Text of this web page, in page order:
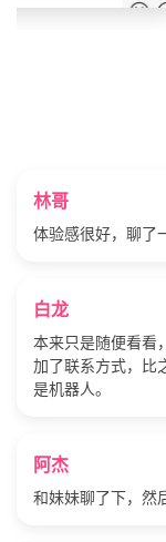
林哥
体验感很好，聊了
白龙
本来只是随便看看
加了联系方式，比
是机器人。
阿杰
和妹妹聊了下，然